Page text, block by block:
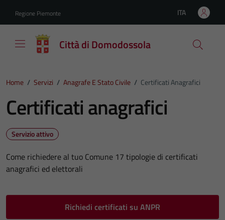
Regione Piemonte Lingua attiva:
ITA
Città di Domodossola
Home / Servizi / Anagrafe E Stato Civile / Certificati Anagrafici
Certificati anagrafici
Servizio attivo
Come richiedere al tuo Comune 17 tipologie di certificati
anagrafici ed elettorali
Richiedi certificati su ANPR